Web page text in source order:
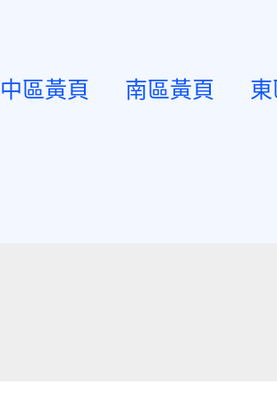
中區黃頁 南區黃頁